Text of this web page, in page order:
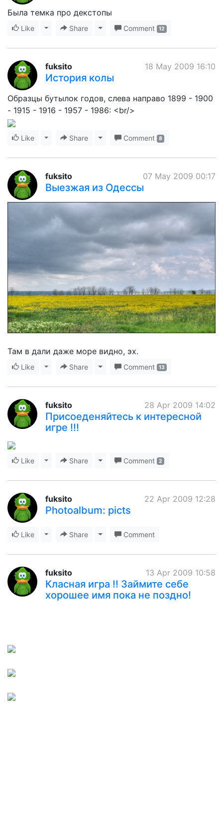
Была темка про декстопы
Like Toggle Dropdown
Share Toggle Dropdown
Comment 12
18 May 2009 16:10
fuksito
История колы
Образцы бутылок годов, слева направо 1899 - 1900
- 1915 - 1916 - 1957 - 1986: <br/>
Like Toggle Dropdown
Share Toggle Dropdown
Comment 8
07 May 2009 00:17
fuksito
Выезжая из Одессы
Там в дали даже море видно, эх.
Like Toggle Dropdown
Share Toggle Dropdown
Comment 13
28 Apr 2009 14:02
fuksito
Присоеденяйтесь к интересной
игре !!!
Like Toggle Dropdown
Share Toggle Dropdown
Comment 2
22 Apr 2009 12:28
fuksito
Photoalbum: picts
Like Toggle Dropdown
Share Toggle Dropdown
Comment
13 Apr 2009 10:58
fuksito
Класная игра !! Займите себе
хорошее имя пока не поздно!